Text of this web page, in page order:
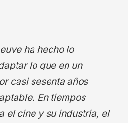
ha hecho lo
lo que en un
casi sesenta años
En tiempos
el cine y su industria, el